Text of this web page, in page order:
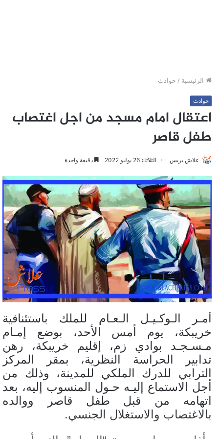
الرئيسية / حوادث
حوادث
اعتقال امام مسجد من اجل اغتصاب
طفل قاصر
علاش بريس الثلاثاء 26 يوليو 2022 دقيقة واحدة
أمـر الـوكـيـل الـعـام للملك باستئنافية
خريبكة، يوم أمس الأحد، بوضع إمـام
مـسـجـد بوادي زم، إقليم خريبكة، رهن
تدابير الحراسة النظرية، بمقر المركز
الترابي للدرك الملكي للمدينة، وذلك من
أجل الاستماع إليـه حـول المنسوب إليه، بعد
اتهامه من قبل طفل قاصر ووالده
بالاغتصاب والاستغلال الجنسي.